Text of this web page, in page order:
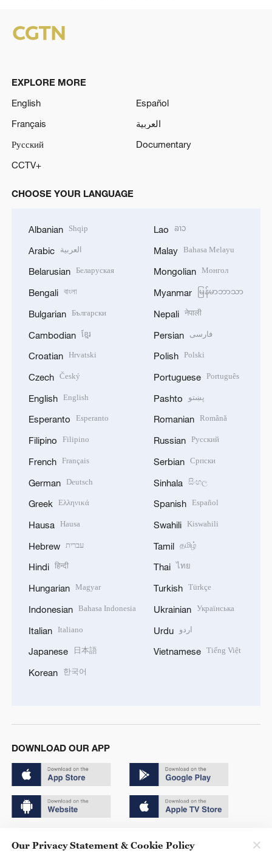
EXPLORE MORE
English
Español
Français
العربية
Русский
Documentary
CCTV+
CHOOSE YOUR LANGUAGE
Albanian Shqip
Arabic العربية
Belarusian Беларуская
Bengali বাংলা
Bulgarian Български
Cambodian ខ្មែរ
Croatian Hrvatski
Czech Český
English English
Esperanto Esperanto
Filipino Filipino
French Français
German Deutsch
Greek Ελληνικά
Hausa Hausa
Hebrew עברית
Hindi हिन्दी
Hungarian Magyar
Indonesian Bahasa Indonesia
Italian Italiano
Japanese 日本語
Korean 한국어
Lao ລາວ
Malay Bahasa Melayu
Mongolian Монгол
Myanmar မြန်မာဘာသာ
Nepali नेपाली
Persian فارسی
Polish Polski
Portuguese Português
Pashto پښتو
Romanian Română
Russian Русский
Serbian Српски
Sinhala සිංහල
Spanish Español
Swahili Kiswahili
Tamil தமிழ்
Thai ไทย
Turkish Türkçe
Ukrainian Українська
Urdu اردو
Vietnamese Tiếng Việt
DOWNLOAD OUR APP
Our Privacy Statement & Cookie Policy